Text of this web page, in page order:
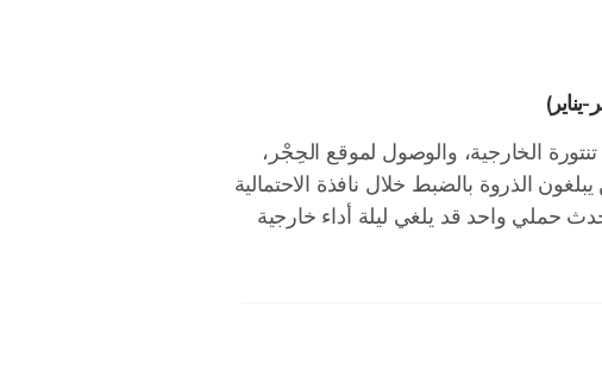
الخارجية، والوصول لموقع الحِجْر،
يبلغون الذروة بالضبط خلال نافذة الاحتمالية
حملي واحد قد يلغي ليلة أداء خارجية